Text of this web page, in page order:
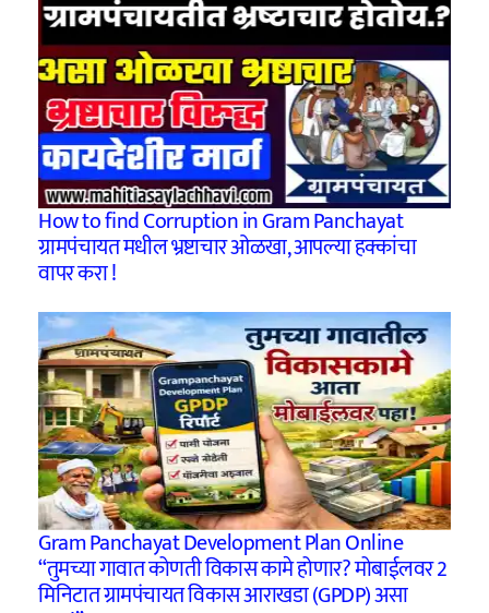
How to find Corruption in Gram Panchayat
ग्रामपंचायत मधील भ्रष्टाचार ओळखा, आपल्या हक्कांचा
वापर करा !
Gram Panchayat Development Plan Online
“तुमच्या गावात कोणती विकास कामे होणार? मोबाईलवर 2
मिनिटात ग्रामपंचायत विकास आराखडा (GPDP) असा